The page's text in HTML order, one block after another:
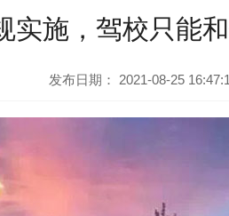
实施，驾校只能
发布日期： 2021-08-25